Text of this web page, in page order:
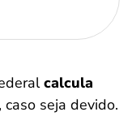
calcula
, caso seja devido.